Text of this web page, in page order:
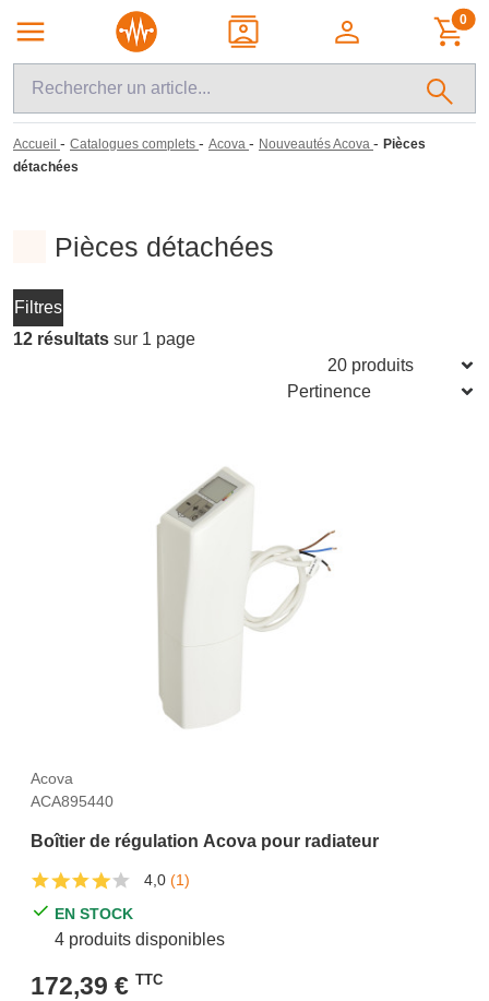
0
Accueil - Catalogues complets - Acova - Nouveautés Acova - Pièces
détachées
Pièces détachées
Filtres
12 résultats sur 1 page
Acova
ACA895440
Boîtier de régulation Acova pour radiateur
4,0 (1)
EN STOCK
4 produits disponibles
172,39 € TTC